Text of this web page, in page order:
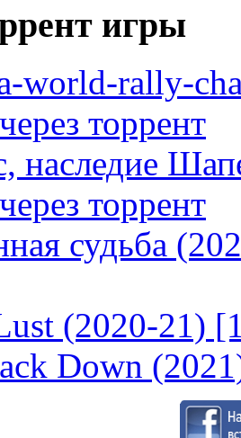
игры
world-rally-
торрент
наследие
торрент
судьба
(2020-21)
Down